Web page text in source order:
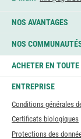
NOS AVANTAGES
NOS
ACHETER EN
ENTREPRISE
Conditions générales
Certificats biologiques
Protections des